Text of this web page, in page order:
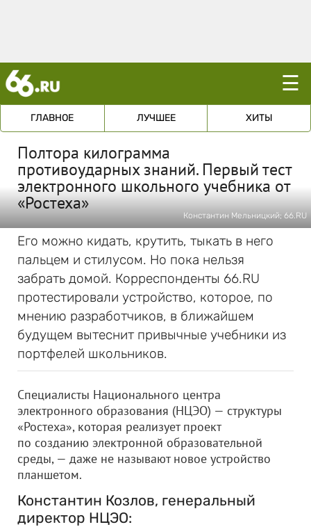
☰
ГЛАВНОЕ ЛУЧШЕЕ ХИТЫ
Полтора килограмма
противоударных знаний. Первый тест
электронного школьного учебника от
«Ростеха»
Константин Мельницкий; 66.RU
Его можно кидать, крутить, тыкать в него
пальцем и стилусом. Но пока нельзя
забрать домой. Корреспонденты 66.RU
протестировали устройство, которое, по
мнению разработчиков, в ближайшем
будущем вытеснит привычные учебники из
портфелей школьников.
Специалисты Национального центра
электронного образования (НЦЭО) — структуры
«Ростеха», которая реализует проект
по созданию электронной образовательной
среды, — даже не называют новое устройство
планшетом.
Константин Козлов, генеральный
директор НЦЭО: